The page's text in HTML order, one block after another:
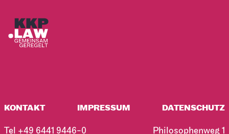
KONTAKT IMPRESSUM DATENSCHUTZ
Tel +49 6441 9446-0 Philosophenweg 1